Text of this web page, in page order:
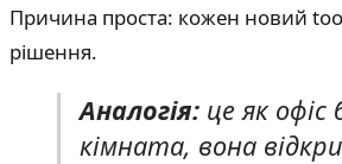
Причина проста: кожен новий
рішення.
Аналогія: це як
кімната, вона